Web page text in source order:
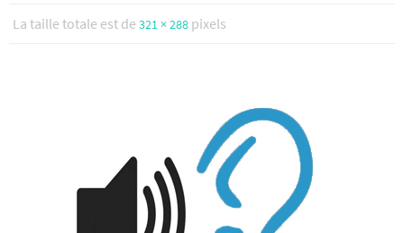
La taille totale est de 321 × 288 pixels